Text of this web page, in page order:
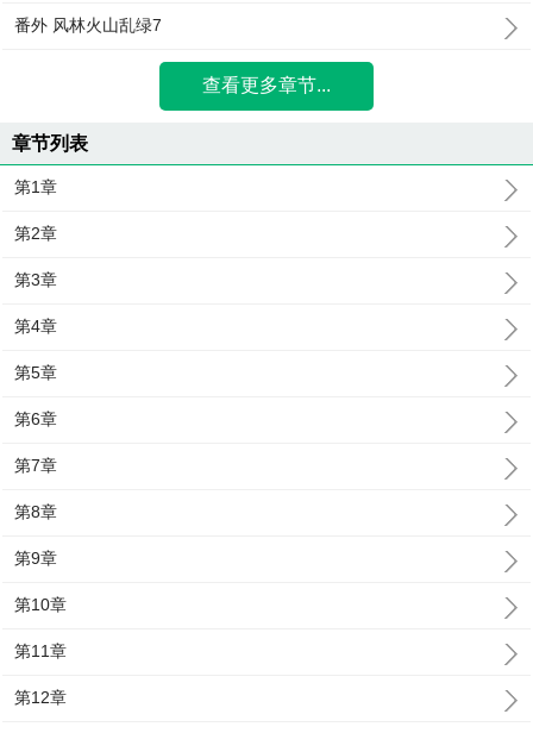
番外 风林火山乱绿7
查看更多章节...
章节列表
第1章
第2章
第3章
第4章
第5章
第6章
第7章
第8章
第9章
第10章
第11章
第12章